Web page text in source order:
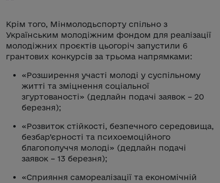
Крім того, Мінмолодьспорту спільно з
Українським молодіжним фондом для реалізації
молодіжних проєктів цьогоріч запустили 6
грантових конкурсів за трьома напрямками:
«Розширення участі молоді у суспільному
житті та зміцнення соціальної
згуртованості» (дедлайн подачі заявок – 20
березня);
«Розвиток стійкості, безпечного середовища,
безбар’єрності та психоемоційного
благополуччя молоді» (дедлайн подачі
заявок – 13 березня);
«Сприяння самореалізації та економічній